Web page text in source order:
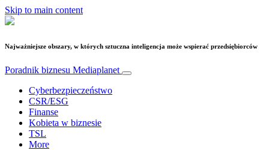
Skip to main content
Najważniejsze obszary, w których sztuczna inteligencja może wspierać przedsiębiorców
Poradnik biznesu Mediaplanet
Cyberbezpieczeństwo
CSR/ESG
Finanse
Kobieta w biznesie
TSL
More